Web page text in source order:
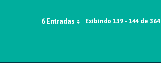
6 Entradas Exibindo 139 - 144 de